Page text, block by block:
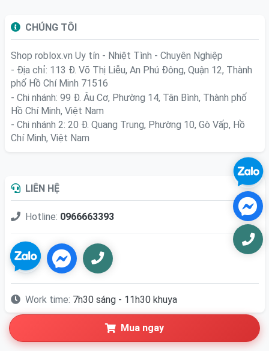
Mua ngay
CHÚNG TÔI
Shop roblox.vn Uy tín - Nhiệt Tình - Chuyên Nghiệp
- Địa chỉ: 113 Đ. Võ Thị Liễu, An Phú Đông, Quận 12, Thành
phố Hồ Chí Minh 71516
- Chi nhánh: 99 Đ. Âu Cơ, Phường 14, Tân Bình, Thành phố
Hồ Chí Minh, Việt Nam
- Chi nhánh 2: 20 Đ. Quang Trung, Phường 10, Gò Vấp, Hồ
Chí Minh, Việt Nam
LIÊN HỆ
Hotline: 0966663393
Work time: 7h30 sáng - 11h30 khuya